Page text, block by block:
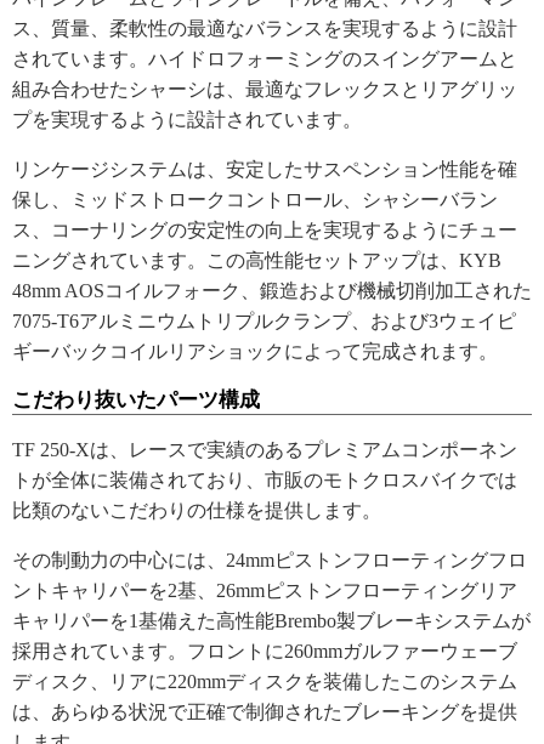
ス、質量、柔軟性の最適なバランスを実現するように設計
されています。ハイドロフォーミングのスイングアームと
組み合わせたシャーシは、最適なフレックスとリアグリッ
プを実現するように設計されています。
リンケージシステムは、安定したサスペンション性能を確
保し、ミッドストロークコントロール、シャシーバラン
ス、コーナリングの安定性の向上を実現するようにチュー
ニングされています。この高性能セットアップは、KYB
48mm AOSコイルフォーク、鍛造および機械切削加工された
7075-T6アルミニウムトリプルクランプ、および3ウェイピ
ギーバックコイルリアショックによって完成されます。
こだわり抜いたパーツ構成
TF 250-Xは、レースで実績のあるプレミアムコンポーネン
トが全体に装備されており、市販のモトクロスバイクでは
比類のないこだわりの仕様を提供します。
その制動力の中心には、24mmピストンフローティングフロ
ントキャリパーを2基、26mmピストンフローティングリア
キャリパーを1基備えた高性能Brembo製ブレーキシステムが
採用されています。フロントに260mmガルファーウェーブ
ディスク、リアに220mmディスクを装備したこのシステム
は、あらゆる状況で正確で制御されたブレーキングを提供